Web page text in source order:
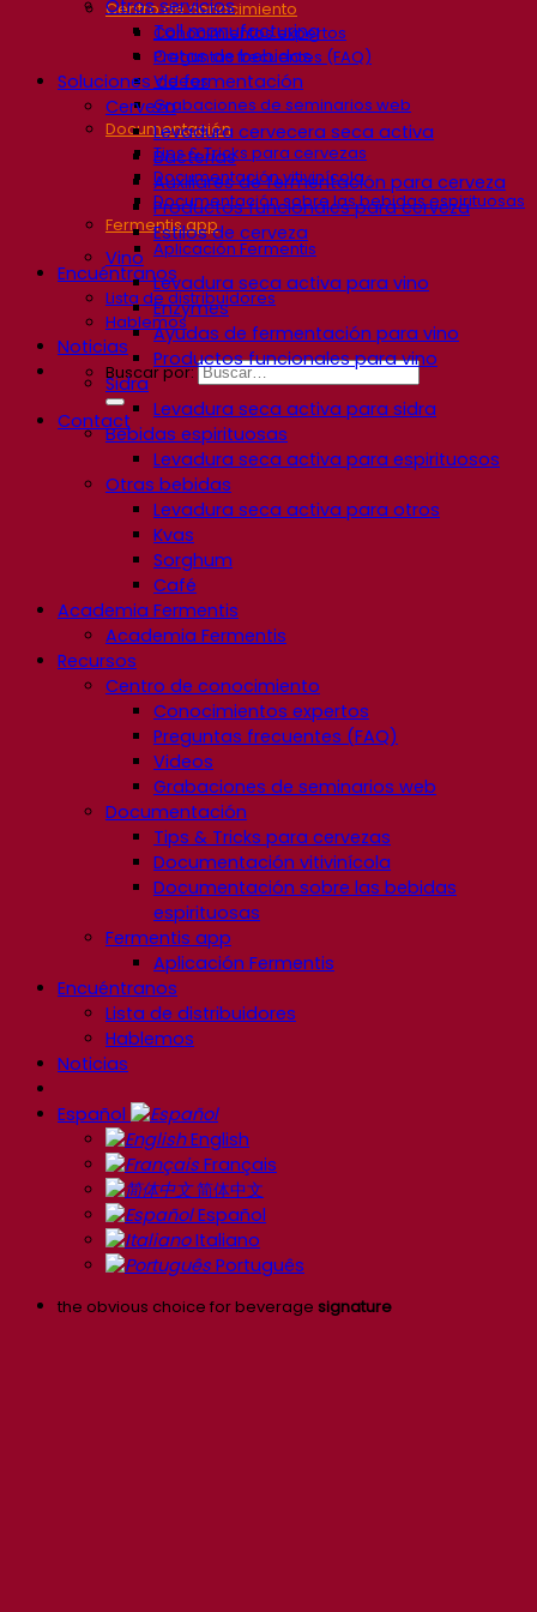
Centro de conocimiento
Conocimientos expertos
Preguntas frecuentes (FAQ)
Videos
Grabaciones de seminarios web
Documentación
Tips & Tricks para cervezas
Documentación vitivinícola
Documentación sobre las bebidas espirituosas
Fermentis app
Aplicación Fermentis
Encuéntranos
Lista de distribuidores
Hablemos
Noticias
Buscar por:
Contact
Otros servicios
Toll manufacturing
Catas de bebidas
Soluciones de fermentación
Cerveza
Levadura cervecera seca activa
Bacterias
Auxiliares de fermentación para cerveza
Productos funcionales para cerveza
Estilos de cerveza
Vino
Levadura seca activa para vino
Enzymes
Ayudas de fermentación para vino
Productos funcionales para vino
Sidra
Levadura seca activa para sidra
Bebidas espirituosas
Levadura seca activa para espirituosos
Otras bebidas
Levadura seca activa para otros
Kvas
Sorghum
Café
Academia Fermentis
Academia Fermentis
Recursos
Centro de conocimiento
Conocimientos expertos
Preguntas frecuentes (FAQ)
Videos
Grabaciones de seminarios web
Documentación
Tips & Tricks para cervezas
Documentación vitivinícola
Documentación sobre las bebidas
espirituosas
Fermentis app
Aplicación Fermentis
Encuéntranos
Lista de distribuidores
Hablemos
Noticias
Español
English
Français
简体中文
Español
Italiano
Português
the obvious choice for beverage signature